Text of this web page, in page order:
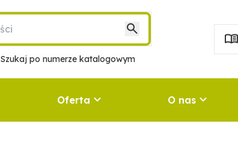
Szukaj po numerze katalogowym
Oferta O nas